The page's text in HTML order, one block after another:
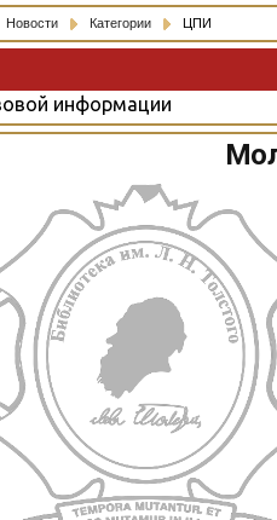
Новости Категории ЦПИ
информации